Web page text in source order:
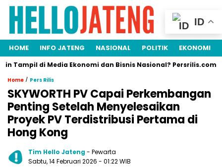
HOME INFO JATENG NASIONAL POLITIK EKONOMI
di Media Ekonomi dan Bisnis Nasional? Persrilis.com Siap
Home / Pers Rilis
SKYWORTH PV Capai Perkembangan
Penting Setelah Menyelesaikan
Proyek PV Terdistribusi Pertama di
Hong Kong
Tim Hello Jateng- Pewarta
Sabtu, 14 Februari 2026 - 01:22 WIB
ID